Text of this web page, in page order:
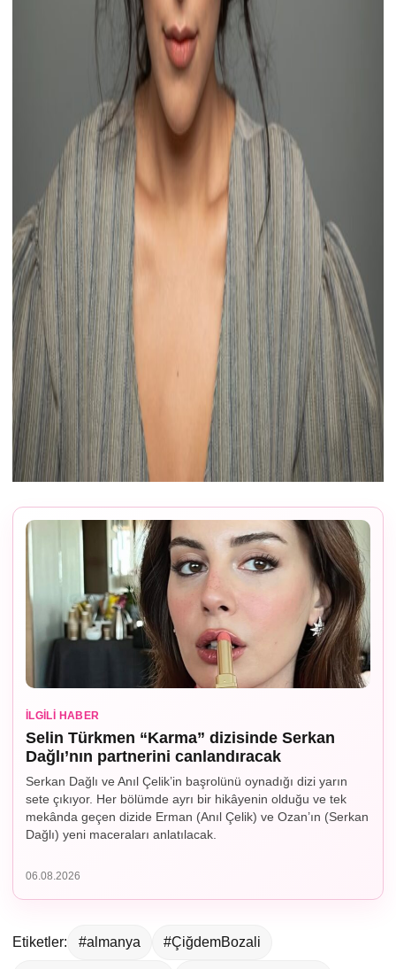
İLGILI HABER
Selin Türkmen “Karma” dizisinde Serkan
Dağlı’nın partnerini canlandıracak
Serkan Dağlı ve Anıl Çelik’in başrolünü oynadığı dizi yarın
sete çıkıyor. Her bölümde ayrı bir hikâyenin olduğu ve tek
mekânda geçen dizide Erman (Anıl Çelik) ve Ozan’ın (Serkan
Dağlı) yeni maceraları anlatılacak.
06.08.2026
Etiketler: #almanya #ÇiğdemBozali